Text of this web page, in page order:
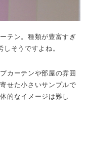
テン。種類が豊富すぎ
そうですよね。
カーテンや部屋の雰囲
せた小さいサンプルで
的なイメージは難し